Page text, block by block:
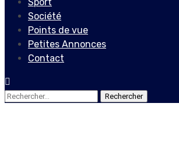
Société
Points de vue
Petites Annonces
Contact
Rechercher :